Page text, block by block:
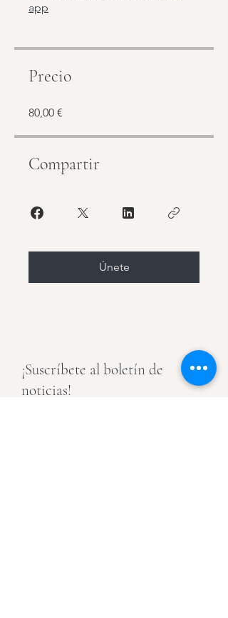
app
Precio
80,00 €
Compartir
Únete
¡Suscríbete al boletín de
noticias!